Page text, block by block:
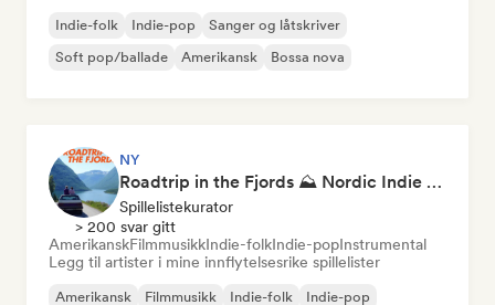
Indie-folk Indie-pop
Sanger og låtskriver
Soft pop/ballade
Amerikansk Bossa nova
NY
Roadtrip in the Fjords ⛰️ Nordic Indie Folk & Singer-Songwriter
Spillelistekurator
> 200 svar gitt
AmerikanskFilmmusikkIndie-folkIndie-popInstrumental
Legg til artister i mine innflytelsesrike spillelister
Amerikansk Filmmusikk Indie-folk Indie-pop